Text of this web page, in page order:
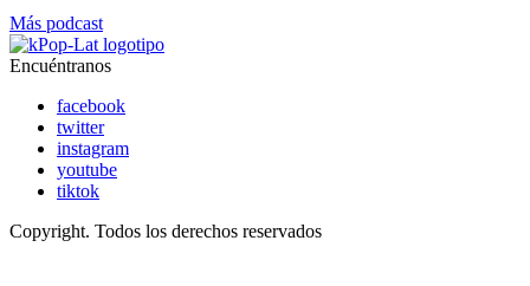
Más podcast
Encuéntranos
facebook
twitter
instagram
youtube
tiktok
Copyright. Todos los derechos reservados